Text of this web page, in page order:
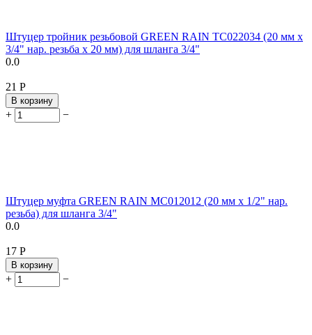
Штуцер тройник резьбовой GREEN RAIN TC022034 (20 мм x
3/4" нар. резьба x 20 мм) для шланга 3/4"
0.0
‍21‍ Р
В корзину
+ −
Штуцер муфта GREEN RAIN MC012012 (20 мм x 1/2" нар.
резьба) для шланга 3/4"
0.0
‍17‍ Р
В корзину
+ −